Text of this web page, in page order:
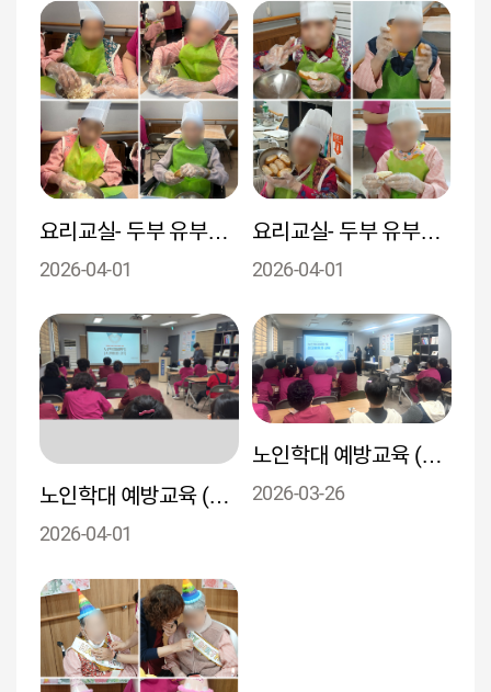
요리교실- 두부 유부초밥 만들기
2026-04-01
요리교실- 두부 유부초밥 만들기
2026-04-01
노인학대 예방교육 (외부- 경상북도동부노인보호전문기관)
2026-04-01
노인학대 예방교육 (외부- 경상북도동부노인보호전문기관)
2026-03-26